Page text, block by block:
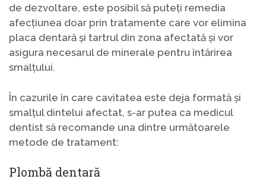
de dezvoltare, este posibil să puteți remedia
afecțiunea doar prin tratamente care vor elimina
placa dentară și tartrul din zona afectată și vor
asigura necesarul de minerale pentru întărirea
smalțului.
În cazurile în care cavitatea este deja formată și
smalțul dintelui afectat, s-ar putea ca medicul
dentist să recomande una dintre următoarele
metode de tratament:
Plombă dentară